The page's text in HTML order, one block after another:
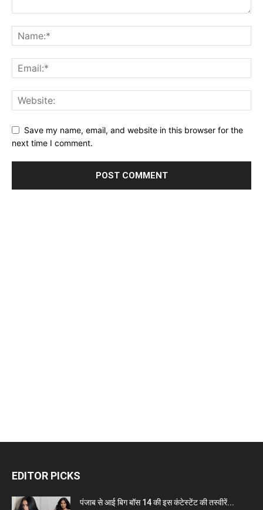
Save my name, email, and website in this browser for the
next time I comment.
EDITOR PICKS
पंजाब से आई बिग बॉस 14 की इस कंटेस्टेंट की तस्वीरें...